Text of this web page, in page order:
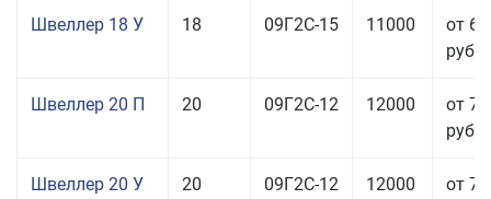
Швеллер 18 У 18 09Г2С-15 11000
от
руб.
Швеллер 20 П 20 09Г2С-12 12000
от
руб.
Швеллер 20 У 20 09Г2С-12 12000
от